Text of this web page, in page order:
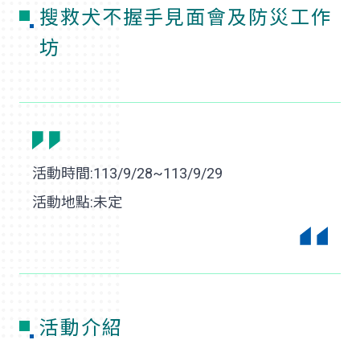
搜救犬不握手見面會及防災工作
坊
活動時間:113/9/28~113/9/29
活動地點:未定
活動介紹